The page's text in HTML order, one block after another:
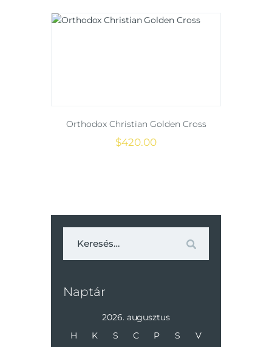
Orthodox Christian Golden Cross
$420.00
Naptár
2026. augusztus
H
K S C P S
V